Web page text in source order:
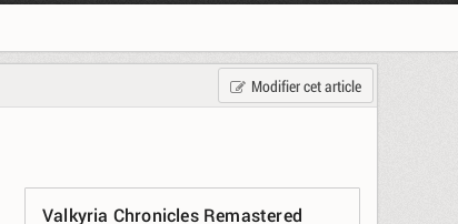
Modifier cet article
Valkyria Chronicles Remastered